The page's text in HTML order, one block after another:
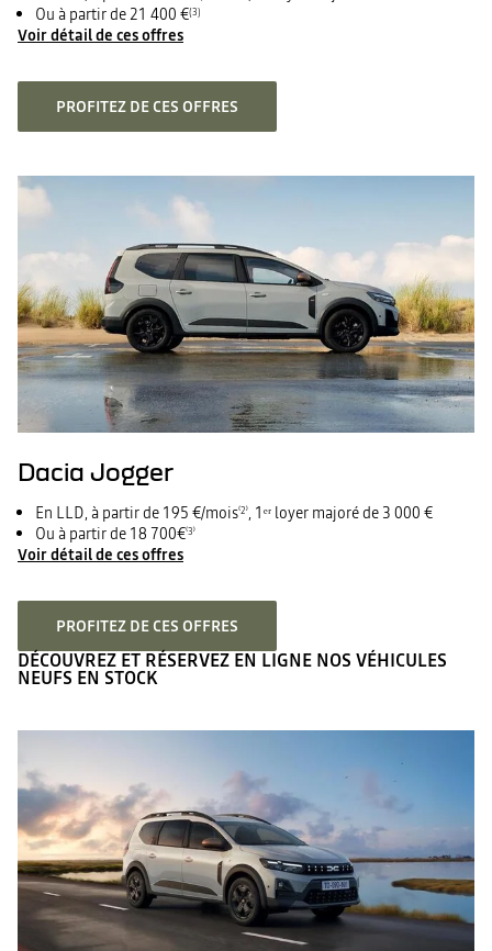
Ou à partir de 21 400 €(3)
Voir détail de ces offres
PROFITEZ DE CES OFFRES
Dacia Jogger
En LLD, à partir de 195 €/mois⁽2⁾, 1ᵉʳ loyer majoré de 3 000 €
Ou à partir de 18 700€⁽3⁾
Voir détail de ces offres
PROFITEZ DE CES OFFRES
DÉCOUVREZ ET RÉSERVEZ EN LIGNE NOS VÉHICULES
NEUFS EN STOCK